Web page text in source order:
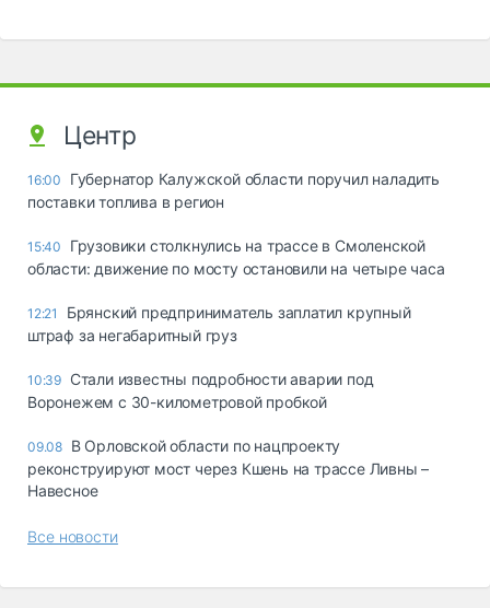
Центр
16:00
Губернатор Калужской области поручил наладить
поставки топлива в регион
15:40
Грузовики столкнулись на трассе в Смоленской
области: движение по мосту остановили на четыре часа
12:21
Брянский предприниматель заплатил крупный
штраф за негабаритный груз
10:39 Стали известны подробности аварии под
Воронежем с 30-километровой пробкой
09.08 В Орловской области по нацпроекту
реконструируют мост через Кшень на трассе Ливны –
Навесное
Все новости